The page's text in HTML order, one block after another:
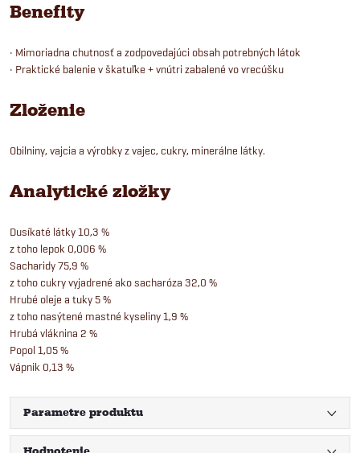
Benefity
• Mimoriadna chutnosť a zodpovedajúci obsah potrebných látok
• Praktické balenie v škatuľke + vnútri zabalené vo vrecúšku
Zloženie
Obilniny, vajcia a výrobky z vajec, cukry, minerálne látky.
Analytické zložky
Dusíkaté látky 10,3 %
z toho lepok 0,006 %
Sacharidy 75,9 %
z toho cukry vyjadrené ako sacharóza 32,0 %
Hrubé oleje a tuky 5 %
z toho nasýtené mastné kyseliny 1,9 %
Hrubá vláknina 2 %
Popol 1,05 %
Vápnik 0,13 %
Parametre produktu